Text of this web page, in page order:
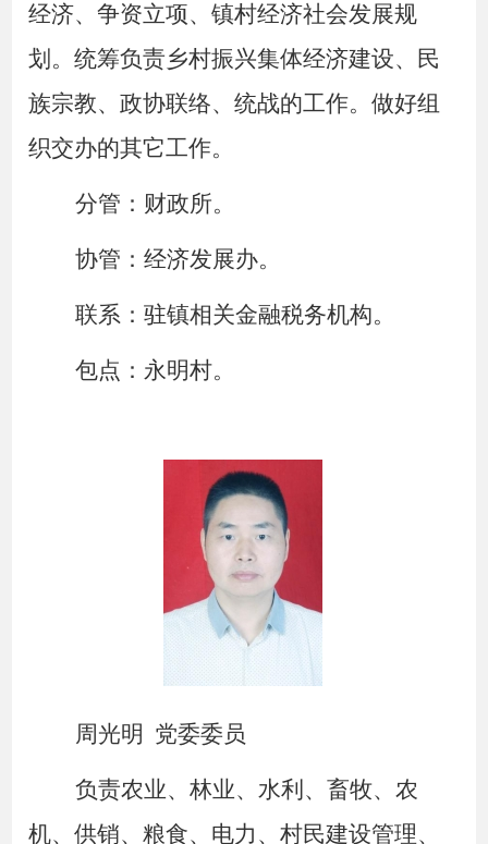
经济、争资立项、镇村经济社会发展规
划。统筹负责乡村振兴集体经济建设、民
族宗教、政协联络、统战的工作。做好组
织交办的其它工作。
分管：财政所。
协管：经济发展办。
联系：驻镇相关金融税务机构。
包点：永明村。
周光明 党委委员
负责农业、林业、水利、畜牧、农
机、供销、粮食、电力、村民建设管理、